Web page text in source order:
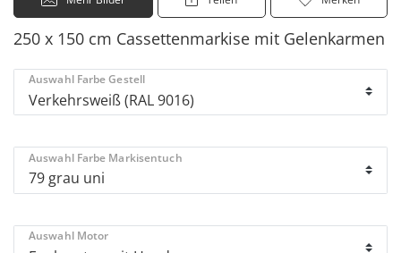
250 x 150 cm Cassettenmarkise mit Gelenkarmen
Auswahl Farbe Gestell
Auswahl Farbe Markisentuch
Auswahl Motor